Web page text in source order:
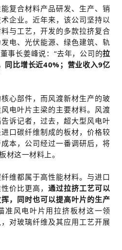
复合材料产品研发、生产、销
企业。近年来，该公司坚持以
与工艺，开发的多款拉挤复合
电、光伏能源、绿色建筑、轨
事长姜峰说：“去年，公司的拉
同比增长近40%；营业收入9亿
心部件，而风渡新材生产的玻
电叶片主梁的主要材料。风渡
诉记者，过去，超大型风电叶
口碳纤维制成的板材，价格较
本，公司经过一番调研后，将
材这一材料上。
维都属于高性能材料。与进口
价比更高，通过拉挤工艺可以
，同时也可以提高叶片的生产
准风电叶片用拉挤板材这一领
对玻璃纤维及其应用工艺开展